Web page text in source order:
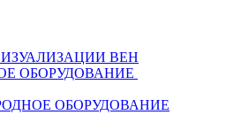
ВЕН
ОБОРУДОВАНИЕ
ОБОРУДОВАНИЕ